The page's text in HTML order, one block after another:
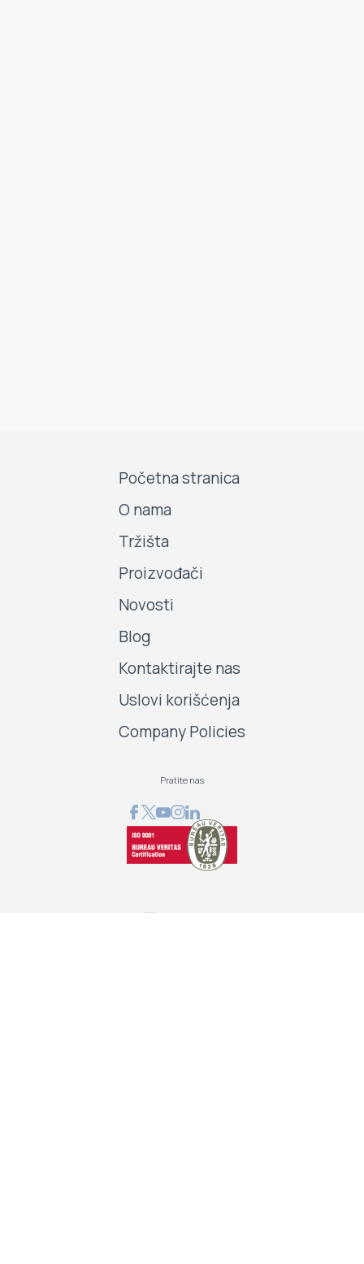
Početna stranica
O nama
Tržišta
Proizvođači
Novosti
Blog
Kontaktirajte nas
Uslovi korišćenja
Company Policies
Pratite nas